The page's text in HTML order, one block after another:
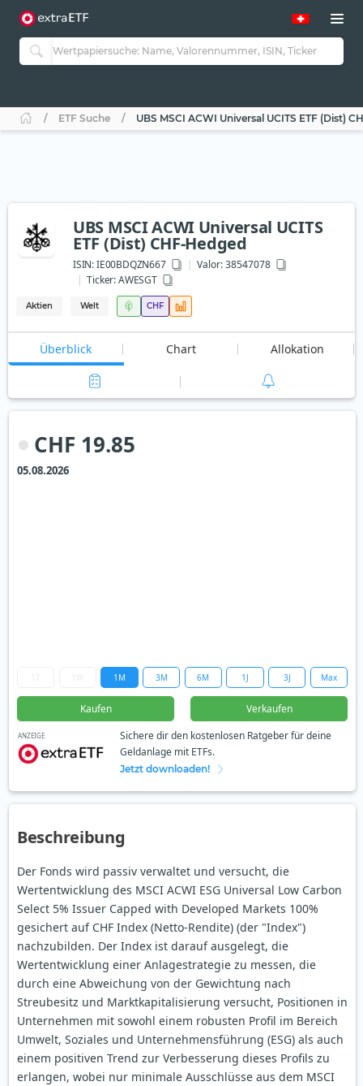
ETF Suche UBS MSCI ACWI Universal UCITS ETF (Dist)
UBS MSCI ACWI Universal UCITS
ETF (Dist) CHF-Hedged
ISIN:IE00BDQZN667
Valor: 38547078
Ticker:AWESGT
Aktien Welt CHF
Überblick Chart Allokation
CHF 19.85
05.08.2026
1M 3M 6M 1J 3J Max
Kaufen Verkaufen
ANZEIGE
Sichere dir den kostenlosen Ratgeber für deine
Geldanlage mit ETFs.
Jetzt downloaden!
Beschreibung
Der Fonds wird passiv verwaltet und versucht, die
Wertentwicklung des MSCI ACWI ESG Universal Low Carbon
Select 5% Issuer Capped with Developed Markets 100%
gesichert auf CHF Index (Netto-Rendite) (der "Index")
nachzubilden. Der Index ist darauf ausgelegt, die
Wertentwicklung einer Anlagestrategie zu messen, die
durch eine Abweichung von der Gewichtung nach
Streubesitz und Marktkapitalisierung versucht, Positionen in
Unternehmen mit sowohl einem robusten Profil im Bereich
Umwelt, Soziales und Unternehmensführung (ESG) als auch
einem positiven Trend zur Verbesserung dieses Profils zu
erlangen, wobei nur minimale Ausschlüsse aus dem MSCI